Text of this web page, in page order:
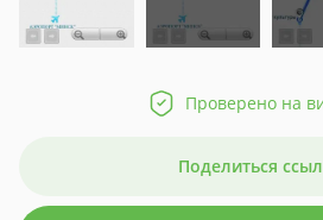
Проверено на
Поделиться